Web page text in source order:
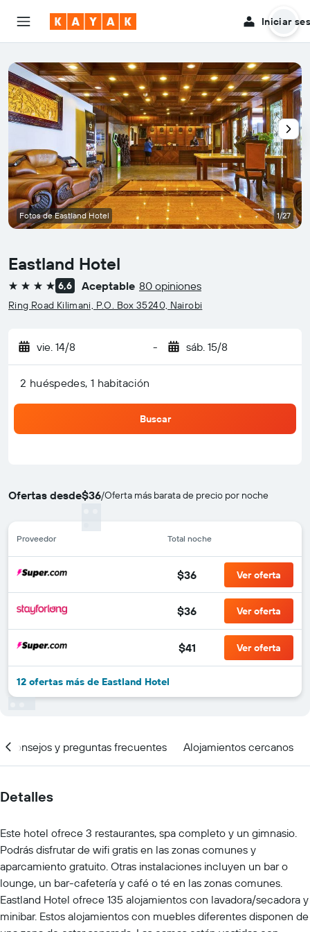
Iniciar
Eastland Hotel
4 estrellas6,6 Aceptable 80 opiniones
Ring Road Kilimani, P.O. Box 35240, Nairobi
vie. 14/8 - sáb. 15/8
2 huéspedes, 1 habitación
Buscar
Ofertas desde$36/Oferta más barata de precio por noche
Proveedor Total noche
$36 Ver oferta
$36 Ver oferta
$41 Ver oferta
12 ofertas más de Eastland Hotel
Fotos de Eastland Hotel 1/27
Consejos y preguntas frecuentes Alojamientos cercanos
Detalles
Este hotel ofrece 3 restaurantes, spa completo y un gimnasio.
Podrás disfrutar de wifi gratis en las zonas comunes y
aparcamiento gratuito. Otras instalaciones incluyen un bar o
lounge, un bar-cafetería y café o té en las zonas comunes.
Eastland Hotel ofrece 135 alojamientos con lavadora/secadora y
minibar. Estos alojamientos con muebles diferentes disponen de